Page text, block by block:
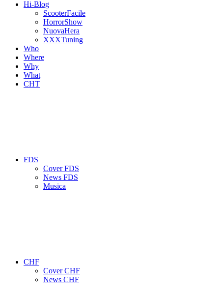
Hi-Blog
ScooterFacile
HorrorShow
NuovaHera
XXXTuning
Who
Where
Why
What
CHT
FDS
Cover FDS
News FDS
Musica
CHF
Cover CHF
News CHF